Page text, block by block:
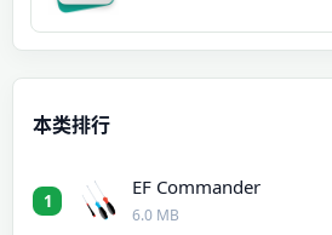
本类排行
1
EF Commander
6.0 MB